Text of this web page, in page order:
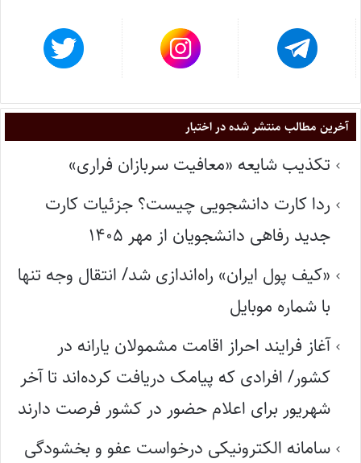
آخرین مطالب منتشر شده در اختبار
تکذیب شایعه «معافیت سربازان فراری»
ردا کارت دانشجویی چیست؟ جزئیات کارت
جدید رفاهی دانشجویان از مهر ۱۴۰۵
«کیف پول ایران» راه‌اندازی شد/ انتقال وجه تنها
با شماره موبایل
آغاز فرایند احراز اقامت مشمولان یارانه در
کشور/ افرادی که پیامک دریافت کرده‌اند تا آخر
شهریور برای اعلام حضور در کشور فرصت دارند
سامانه الکترونیکی درخواست عفو و بخشودگی